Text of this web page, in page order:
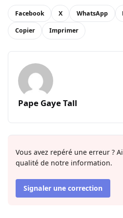
Facebook X WhatsApp
Copier Imprimer
Pape Gaye Tall
Vous avez repéré une erreur ?
qualité de notre information.
Signaler une correction